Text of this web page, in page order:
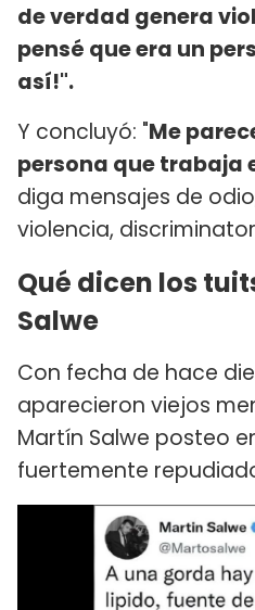
de verdad genera
pensé que era un
así!".
Y concluyó: "Me
persona que trabaja
diga mensajes de
violencia,
Qué dicen los
Salwe
Con fecha de hace
aparecieron viejos
Martín Salwe posteo
fuertemente